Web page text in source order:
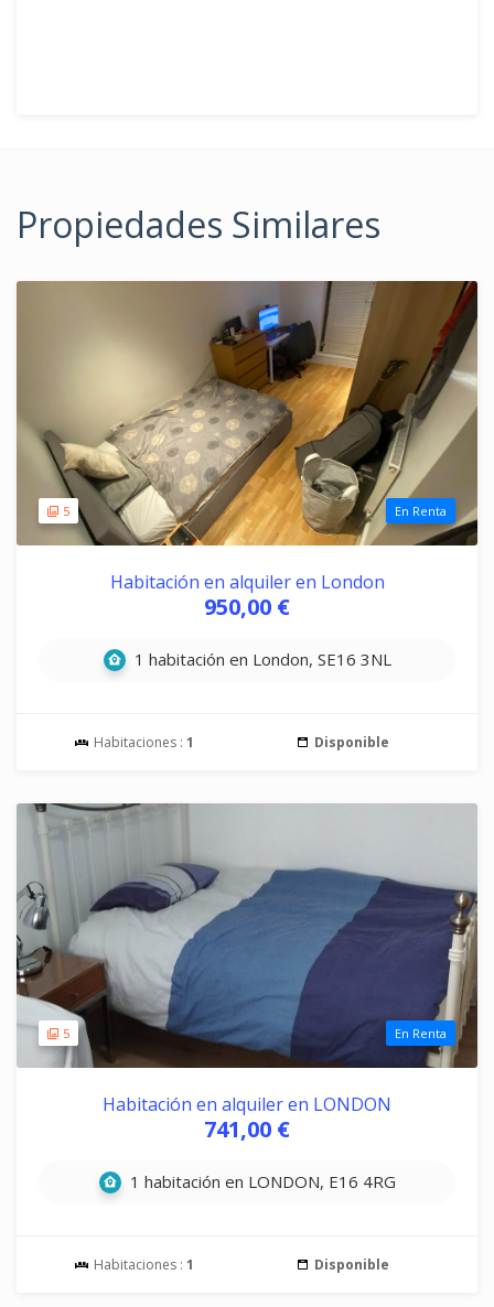
Propiedades Similares
5 En Renta
Habitación en alquiler en London
950,00 €
1 habitación en London, SE16 3NL
Habitaciones : 1 Disponible
5 En Renta
Habitación en alquiler en LONDON
741,00 €
1 habitación en LONDON, E16 4RG
Habitaciones : 1 Disponible